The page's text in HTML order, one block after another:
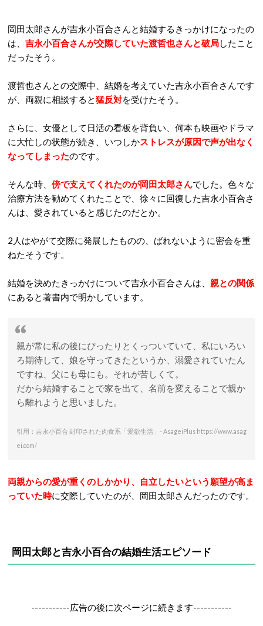
岡田太郎さんが吉永小百合さんと結婚するきっかけになったの
は、 吉永小百合さんが交際していた渡哲也さんと破局したこと
だったそう。
渡哲也さんとの交際中、結婚を考えていた吉永小百合さんです
が、両親に相談すると猛反対を受けたそう。
さらに、女優として日活の看板を背負い、何本も映画やドラマ
に大忙しの状態が続き、いつしかストレスが原因で声が出なく
なってしまったのです。
そんな時、 傍で支えてくれたのが岡田太郎さんでした。色々な
治療方法を勧めてくれたことで、徐々に回復した吉永小百合さ
んは、愛されていると感じたのだとか。
2人はやがて交際に発展したものの、ばれないように密会を重
ねたそうです。
結婚を決めたきっかけについて吉永小百合さんは、 親との関係
にあると著書内で明かしています。
親が常に私の後にぴったりとくっついていて、私にいろい
ろ期待して、娘を守ってきたというか、溺愛されていたん
ですね、父にも母にも。それが苦しくて。
だから結婚することで家を出て、名前を変えることで親か
ら離れようと思いました。
引用：吉永小百合 封印された肉食系「愛欲生活」- AsageiPlus https://www.asag
ei.com/
両親からの愛が重くのしかかり、自立したいという願望が高ま
っていた時に交際していたのが、岡田太郎さんだったのです。
岡田太郎と吉永小百合の結婚生活エピソード
-----------広告の後に次ページに続きます-----------